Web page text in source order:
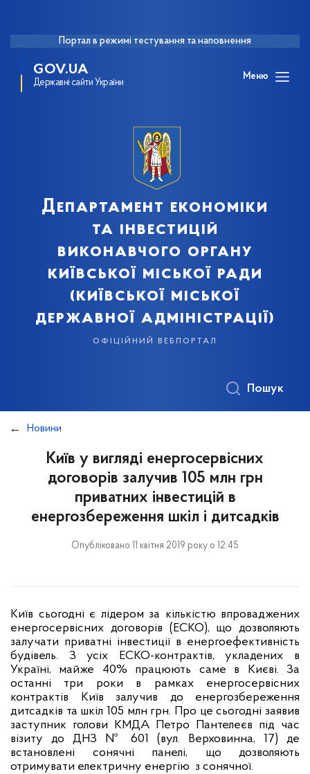
Портал в режимі тестування та наповнення
GOV.UA
Державні сайти України
Меню
Департамент економіки
та інвестицій
виконавчого органу
київської міської ради
(київської міської
державної адміністрації)
офіційний вебпортал
Пошук
Новини
Київ у вигляді енергосервісних
договорів залучив 105 млн грн
приватних інвестицій в
енергозбереження шкіл і дитсадків
Опубліковано 11 квітня 2019 року о 12:45
Київ сьогодні є лідером за кількістю впроваджених
енергосервісних договорів (ЕСКО), що дозволяють
залучати приватні інвестиції в енергоефективність
будівель. З усіх ЕСКО-контрактів, укладених в
Україні, майже 40% працюють саме в Києві. За
останні три роки в рамках енергосервісних
контрактів Київ залучив до енергозбереження
дитсадків та шкіл 105 млн грн. Про це сьогодні заявив
заступник голови КМДА Петро Пантелеєв під час
візиту до ДНЗ № 601 (вул. Верховинна, 17) де
встановлені сонячні панелі, що дозволяють
отримувати електричну енергію з сонячної.